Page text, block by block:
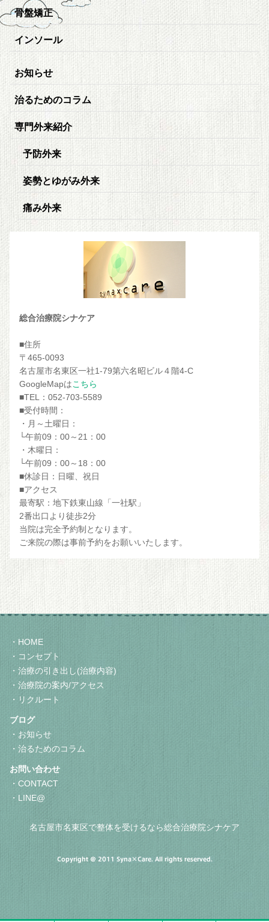
骨盤矯正
インソール
お知らせ
治るためのコラム
専門外来紹介
予防外来
姿勢とゆがみ外来
痛み外来
総合治療院シナケア
■住所
〒465-0093
名古屋市名東区一社1-79第六名昭ビル４階4-C
GoogleMapはこちら
■TEL：052-703-5589
■受付時間：
・月～土曜日：
└午前09：00～21：00
・木曜日：
└午前09：00～18：00
■休診日：日曜、祝日
■アクセス
最寄駅：地下鉄東山線「一社駅」
2番出口より徒歩2分
当院は完全予約制となります。
ご来院の際は事前予約をお願いいたします。
HOME
コンセプト
治療の引き出し(治療内容)
治療院の案内/アクセス
リクルート
ブログ
お知らせ
治るためのコラム
お問い合わせ
CONTACT
LINE@
名古屋市名東区で整体を受けるなら総合治療院シナケア